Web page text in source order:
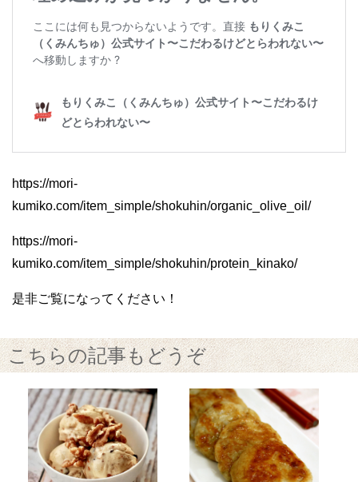
https://mori-
kumiko.com/item_simple/shokuhin/organic_olive_oil/
https://mori-
kumiko.com/item_simple/shokuhin/protein_kinako/
是非ご覧になってください！
こちらの記事もどうぞ